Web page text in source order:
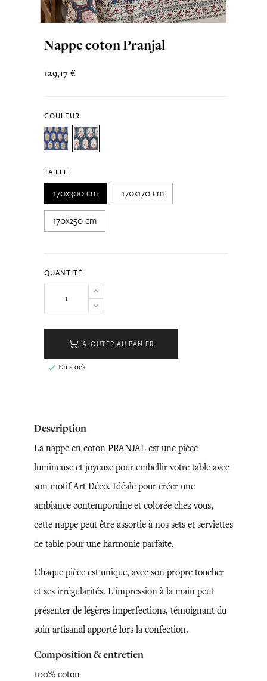
Nappe coton Pranjal
129,17 €
COULEUR
TAILLE
170x300 cm 170x170 cm
170x250 cm
QUANTITÉ
AJOUTER AU PANIER
 En stock
Description
La nappe en coton PRANJAL est une pièce
lumineuse et joyeuse pour embellir votre table avec
son motif Art Déco. Idéale pour créer une
ambiance contemporaine et colorée chez vous,
cette nappe peut être assortie à nos sets et serviettes
de table pour une harmonie parfaite.
Chaque pièce est unique, avec son propre toucher
et ses irrégularités. L'impression à la main peut
présenter de légères imperfections, témoignant du
soin artisanal apporté lors la confection.
Composition & entretien
100% coton